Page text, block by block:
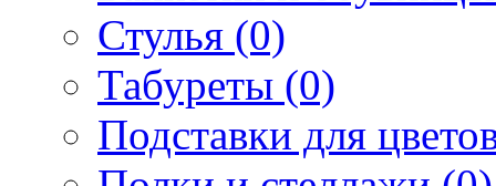
Стулья (0)
Табуреты (0)
Подставки для